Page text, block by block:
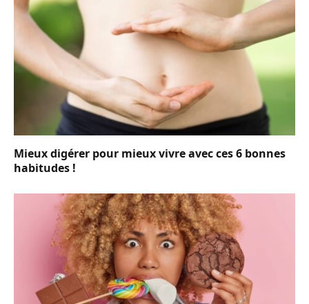
Mieux digérer pour mieux vivre avec ces 6 bonnes
habitudes !